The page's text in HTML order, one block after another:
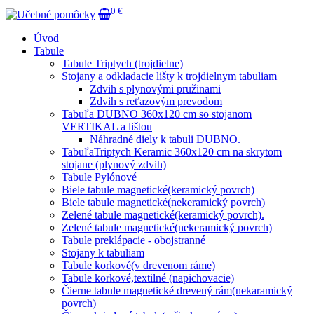
0 €
Úvod
Tabule
Tabule Triptych (trojdielne)
Stojany a odkladacie lišty k trojdielnym tabuliam
Zdvih s plynovými pružinami
Zdvih s reťazovým prevodom
Tabuľa DUBNO 360x120 cm so stojanom
VERTIKAL a lištou
Náhradné diely k tabuli DUBNO.
TabuľaTriptych Keramic 360x120 cm na skrytom
stojane (plynový zdvih)
Tabule Pylónové
Biele tabule magnetické(keramický povrch)
Biele tabule magnetické(nekeramický povrch)
Zelené tabule magnetické(keramický povrch).
Zelené tabule magnetické(nekeramický povrch)
Tabule preklápacie - obojstranné
Stojany k tabuliam
Tabule korkové(v drevenom ráme)
Tabule korkové,textilné (napichovacie)
Čierne tabule magnetické drevený rám(nekaramický
povrch)